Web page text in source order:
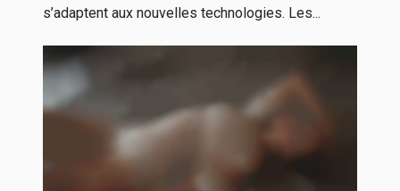
s’adaptent aux nouvelles technologies. Les...